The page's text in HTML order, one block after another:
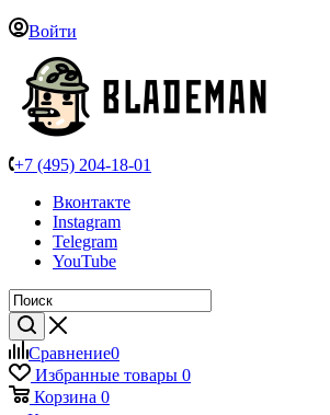
Войти
+7 (495) 204-18-01
Вконтакте
Instagram
Telegram
YouTube
Сравнение0
Избранные товары 0
Корзина 0